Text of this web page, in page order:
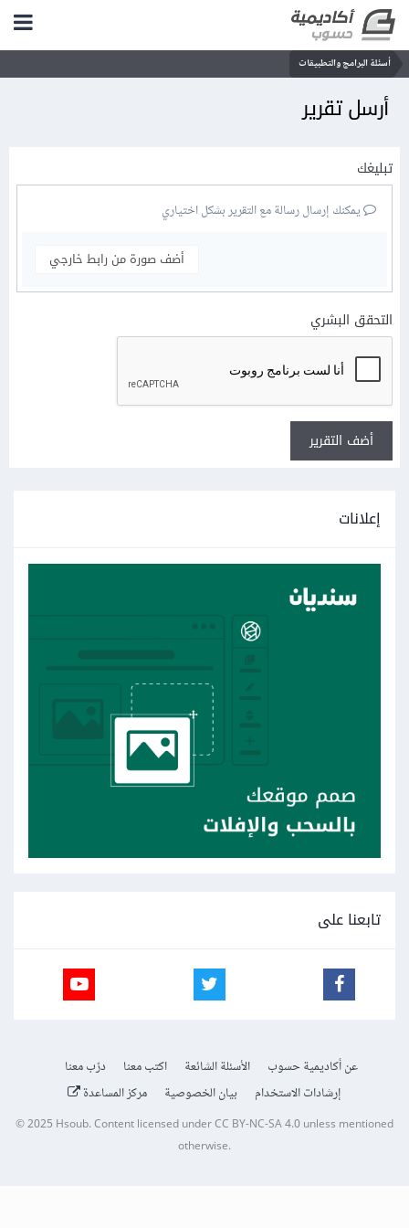
أسئلة البرامج والتطبيقات
أرسل تقرير
تبليغك
يمكنك إرسال رسالة مع التقرير بشكل اختياري
أضف صورة من رابط خارجي
التحقق البشري
أضف التقرير
إعلانات
تابعنا على
عن أكاديمية حسوب الأسئلة الشائعة اكتب معنا
درّب معنا
إرشادات الاستخدام
بيان الخصوصية مركز المساعدة
© 2025 Hsoub.Content licensed underCC BY-NC-SA 4.0unless mentioned
otherwise.